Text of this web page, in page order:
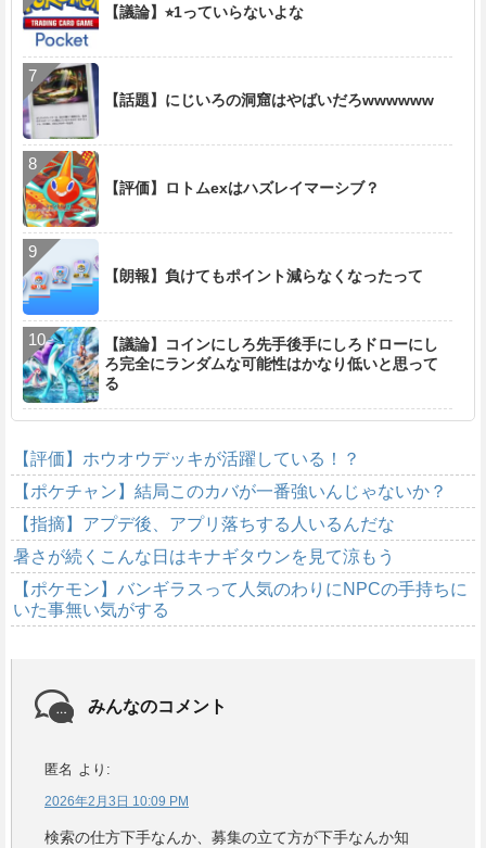
【議論】⭐︎1っていらないよな
【話題】にじいろの洞窟はやばいだろwwwwww
【評価】ロトムexはハズレイマーシブ？
【朗報】負けてもポイント減らなくなったって
【議論】コインにしろ先手後手にしろドローにし
ろ完全にランダムな可能性はかなり低いと思って
る
【評価】ホウオウデッキが活躍している！？
【ポケチャン】結局このカバが一番強いんじゃないか？
【指摘】アプデ後、アプリ落ちする人いるんだな
暑さが続くこんな日はキナギタウンを見て涼もう
【ポケモン】バンギラスって人気のわりにNPCの手持ちに
いた事無い気がする
みんなのコメント
匿名 より:
2026年2月3日 10:09 PM
検索の仕方下手なんか、募集の立て方が下手なんか知